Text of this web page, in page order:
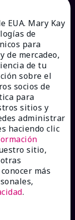
EUA. Mary Kay
de
para
de mercadeo,
de tu
sobre el
socios de
para
sitios y
administrar
haciendo clic
sitio,
más
.